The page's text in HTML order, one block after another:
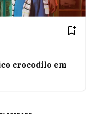
crocodilo em